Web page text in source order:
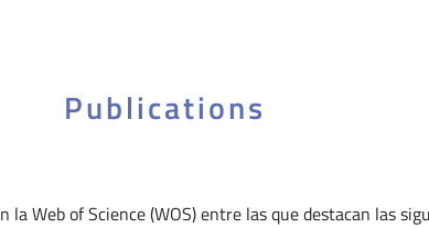
Publications
Web of Science (WOS) entre las que destacan las